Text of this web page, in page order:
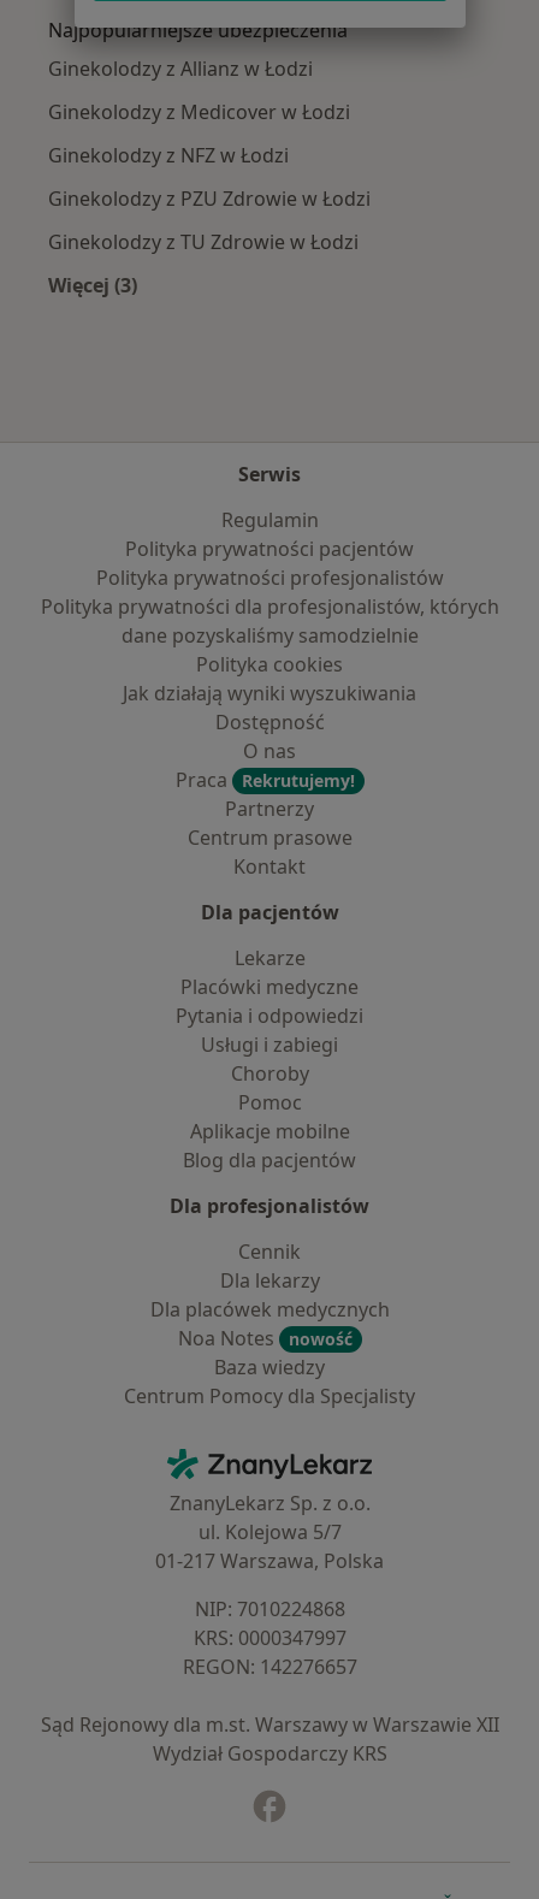
Najpopularniejsze ubezpieczenia
Ginekolodzy z Allianz w Łodzi
Ginekolodzy z Medicover w Łodzi
Ginekolodzy z NFZ w Łodzi
Ginekolodzy z PZU Zdrowie w Łodzi
Ginekolodzy z TU Zdrowie w Łodzi
Więcej (3)
Serwis
Regulamin
Polityka prywatności pacjentów
Polityka prywatności profesjonalistów
Polityka prywatności dla profesjonalistów, których
dane pozyskaliśmy samodzielnie
Polityka cookies
Jak działają wyniki wyszukiwania
Dostępność
O nas
Praca
Rekrutujemy!
Partnerzy
Centrum prasowe
Kontakt
Dla pacjentów
Lekarze
Placówki medyczne
Pytania i odpowiedzi
Usługi i zabiegi
Choroby
Pomoc
Aplikacje mobilne
Blog dla pacjentów
Dla profesjonalistów
Cennik
Dla lekarzy
Dla placówek medycznych
Noa Notes
nowość
Baza wiedzy
Centrum Pomocy dla Specjalisty
ZnanyLekarz - Strona główna
ZnanyLekarz Sp. z o.o.
ul. Kolejowa 5/7
01-217 Warszawa, Polska
NIP: ⁠7010224868
KRS: ⁠0000347997
REGON: ⁠142276657
Sąd Rejonowy dla m.st. Warszawy w Warszawie XII
Wydział Gospodarczy KRS